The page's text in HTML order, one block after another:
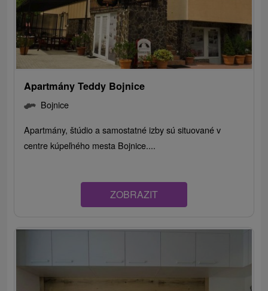
Apartmány Teddy Bojnice
Bojnice
Apartmány, štúdio a samostatné izby sú situované v
centre kúpeľného mesta Bojnice....
ZOBRAZIT